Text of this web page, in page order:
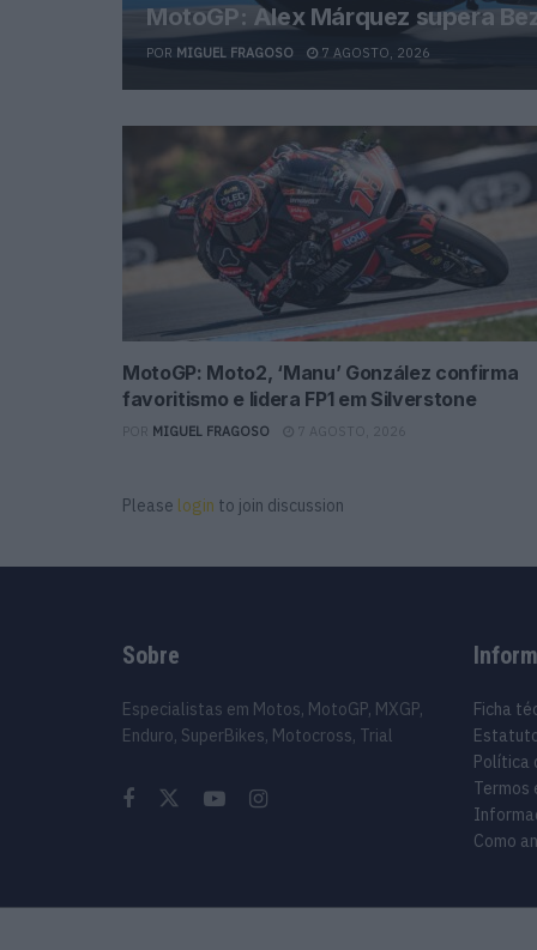
MotoGP: Alex Márquez supera
POR MIGUEL FRAGOSO 7 AGOSTO, 2026
MotoGP: Moto2, ‘Manu’ González confirma
favoritismo e lidera FP1 em Silverstone
MIGUEL FRAGOSO 7 AGOSTO, 2026
Please login to join discussion
Sobre
Especialistas em Motos, MotoGP, MXGP,
Enduro, SuperBikes, Motocross, Trial
Ficha
Política
Termos
Como